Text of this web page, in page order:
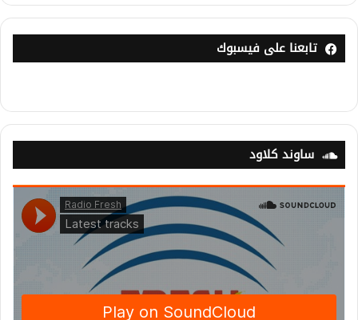
تابعنا على فيسبوك
ساوند كلاود